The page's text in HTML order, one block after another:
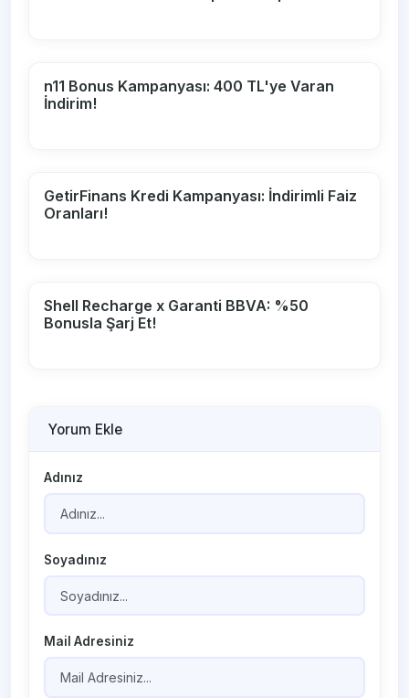
n11 Bonus Kampanyası: 400 TL'ye Varan
İndirim!
GetirFinans Kredi Kampanyası: İndirimli Faiz
Oranları!
Shell Recharge x Garanti BBVA: %50
Bonusla Şarj Et!
Yorum Ekle
Adınız
Soyadınız
Mail Adresiniz